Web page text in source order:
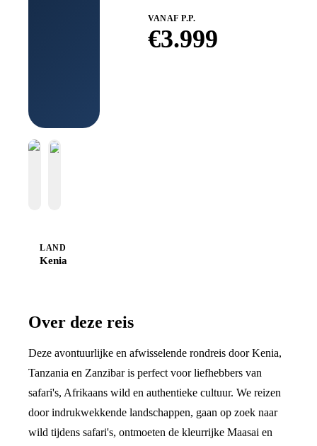
VANAF P.P.
€3.999
LAND
Kenia
Over deze reis
Deze avontuurlijke en afwisselende rondreis door Kenia,
Tanzania en Zanzibar is perfect voor liefhebbers van
safari's, Afrikaans wild en authentieke cultuur. We reizen
door indrukwekkende landschappen, gaan op zoek naar
wild tijdens safari's, ontmoeten de kleurrijke Maasai en